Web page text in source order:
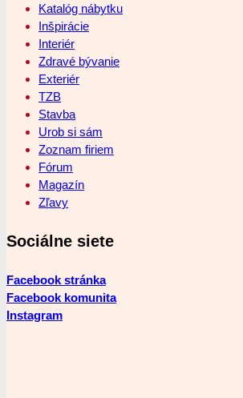
Katalóg nábytku
Inšpirácie
Interiér
Zdravé bývanie
Exteriér
TZB
Stavba
Urob si sám
Zoznam firiem
Fórum
Magazín
Zľavy
Sociálne siete
Facebook stránka
Facebook komunita
Instagram